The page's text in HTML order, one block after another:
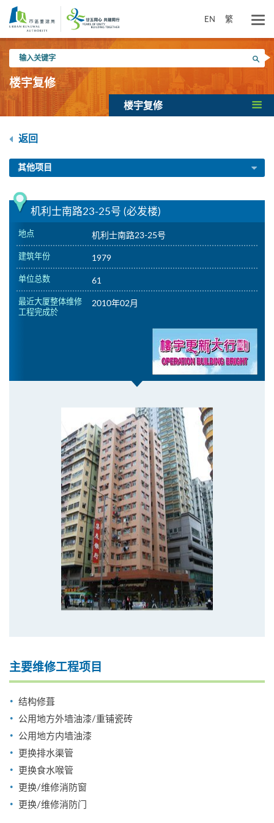
内
EN 繁
入
关
键
搜寻
楼宇复修
楼宇复修
返回
其他项目
机利士南路23-25号 (必发楼)
地点 机利士南路23-25号
建筑年份 1979
单位总数 61
最近大厦整体维修
工程完成於
2010年02月
主要维修工程项目
结构修葺
公用地方外墙油漆/重铺瓷砖
公用地方内墙油漆
更换排水渠管
更换食水喉管
更换/维修消防窗
更换/维修消防门